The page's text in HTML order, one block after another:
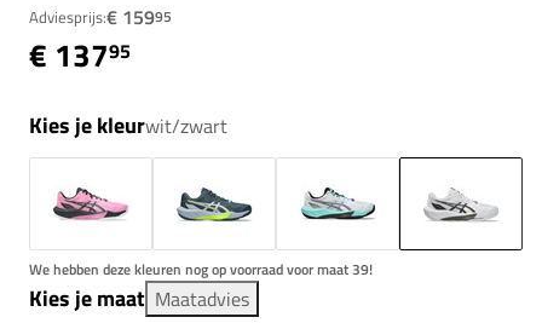
Adviesprijs:€ 15995
€ 13795
Kies je kleurwit/zwart
We hebben deze kleuren nog op voorraad voor maat 39!
Kies je maat Maatadvies